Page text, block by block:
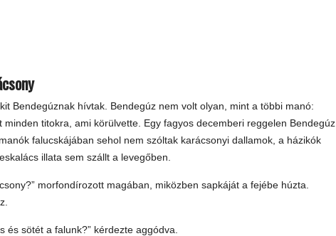
Bendegúznak hívtak. Bendegúz nem volt olyan, mint a többi manó:
titokra, ami körülvette. Egy fagyos decemberi reggelen Bendegúz
falucskájában sehol nem szóltak karácsonyi dallamok, a házikók
illata sem szállt a levegőben.
morfondírozott magában, miközben sapkáját a fejébe húzta.
sötét a falunk?” kérdezte aggódva.